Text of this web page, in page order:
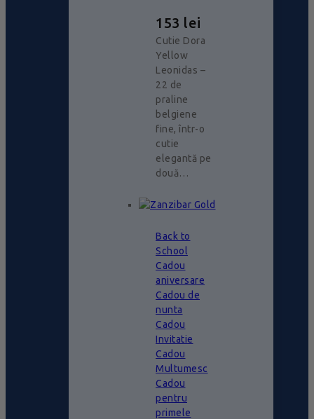
153 lei
Cutie Dora
Yellow
Leonidas –
22 de
praline
belgiene
fine, într-o
cutie
elegantă pe
două…
Back to
School
Cadou
aniversare
Cadou de
nunta
Cadou
Invitatie
Cadou
Multumesc
Cadou
pentru
primele